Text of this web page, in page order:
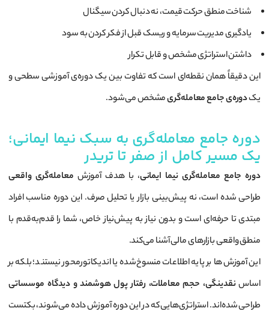
شناخت منطق حرکت قیمت، نه دنبال کردن سیگنال
یادگیری مدیریت سرمایه و ریسک قبل از فکر کردن به سود
داشتن استراتژی مشخص و قابل تکرار
این دقیقاً همان نقطه‌ای است که تفاوت بین یک دوره‌ی آموزشی سطحی و
یکدوره‌ی جامع معامله‌گریمشخص می‌شود.
دوره جامع معامله‌گری به سبک نیما ایمانی؛
یک مسیر کامل از صفر تا تریدر
دوره جامع معامله‌گری نیما ایمانی، با هدف آموزش معامله‌گری واقعی
طراحی شده است، نه پیش‌بینی بازار یا تحلیل صرف. این دوره مناسب افراد
مبتدی تا حرفه‌ای است و بدون نیاز به پیش‌نیاز خاص، شما را قدم‌به‌قدم با
منطق واقعی بازارهای مالی آشنا می‌کند.
این آموزش‌ها بر پایه اطلاعات منسوخ‌شده یا اندیکاتورمحور نیستند؛ بلکه بر
اساسنقدینگی، حجم معاملات، رفتار پول هوشمند و دیدگاه موسساتی
طراحی شده‌اند. استراتژی‌هایی که در این دوره آموزش داده می‌شوند، بکتست